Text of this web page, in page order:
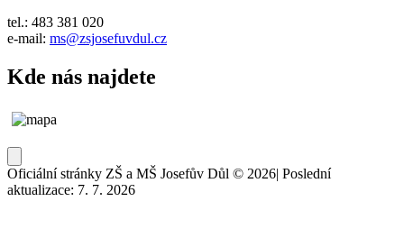
tel.: 483 381 020
e-mail: ms@zsjosefuvdul.cz
Kde nás najdete
Oficiální stránky ZŠ a MŠ Josefův Důl © 2026| Poslední
aktualizace: 7. 7. 2026